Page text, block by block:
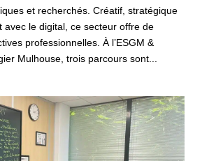
et recherchés. Créatif, stratégique
avec le digital, ce secteur offre de
professionnelles. À l’ESGM &
Mulhouse, trois parcours sont...